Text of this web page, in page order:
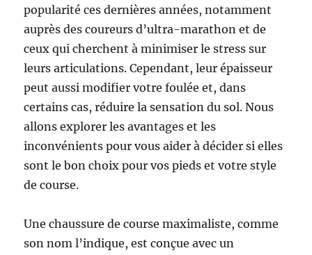
popularité ces dernières années, notamment
auprès des coureurs d’ultra-marathon et de
ceux qui cherchent à minimiser le stress sur
leurs articulations. Cependant, leur épaisseur
peut aussi modifier votre foulée et, dans
certains cas, réduire la sensation du sol. Nous
allons explorer les avantages et les
inconvénients pour vous aider à décider si elles
sont le bon choix pour vos pieds et votre style
de course.
Une chaussure de course maximaliste, comme
son nom l’indique, est conçue avec un